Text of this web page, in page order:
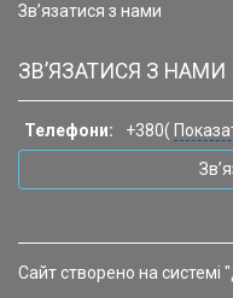
Зв’язатися з нами
ЗВ’ЯЗАТИСЯ З НАМИ
Телефони: +380(
Сайт створено на системі